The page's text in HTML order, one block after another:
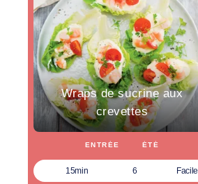
Wraps de sucrine aux
crevettes
ENTRÉE ÉTÉ
15min 6 Facile